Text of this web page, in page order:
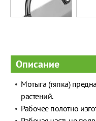
Описание
Мотыга (тяпка)
растений.
Рабочее полотно